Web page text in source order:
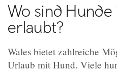
Wo sind Hunde
erlaubt?
Wales bietet zahlreiche
Urlaub mit Hund. Viele